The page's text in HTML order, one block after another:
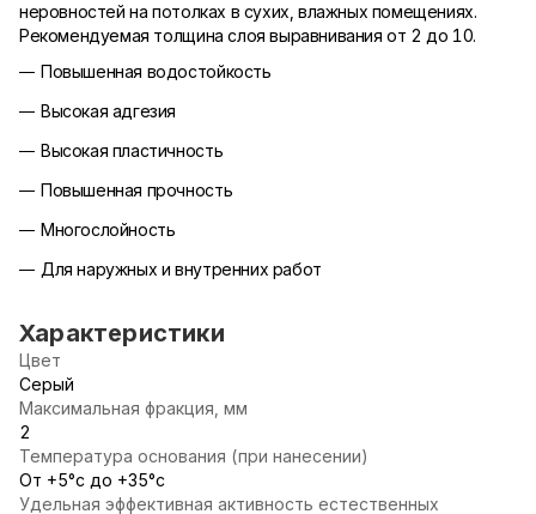
неровностей на потолках в сухих, влажных помещениях.
Рекомендуемая толщина слоя выравнивания от 2 до 10.
Повышенная водостойкость
Высокая адгезия
Высокая пластичность
Повышенная прочность
Многослойность
Для наружных и внутренних работ
Характеристики
Цвет
Серый
Максимальная фракция, мм
2
Температура основания (при нанесении)
От +5°с до +35°с
Удельная эффективная активность естественных